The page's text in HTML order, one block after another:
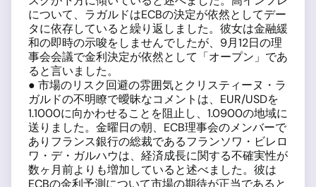
について、ラガルドはECBの決定が依然としてデー
タに依存していると繰り返しました。彼女は金融緩
和の即時の示唆をしませんでしたが、9月12日の理
事会会議で金利決定が依然として「オープン」であ
ると言いました。
● 市場のリスク回避の雰囲気とクリスティーヌ・ラ
ガルドの不明瞭で曖昧なコメントは、EUR/USDを
1.1000に向かわせることを阻止し、1.0900の地域に
送りました。金曜日の朝、ECB理事会のメンバーで
ありフランス銀行の総裁であるフランソワ・ビレロ
ワ・デ・ガルハウは、経済成長に関する不確実性が
数ヶ月前よりも増加していると述べました。彼は
ECBの金利予測について市場の期待が正当であると